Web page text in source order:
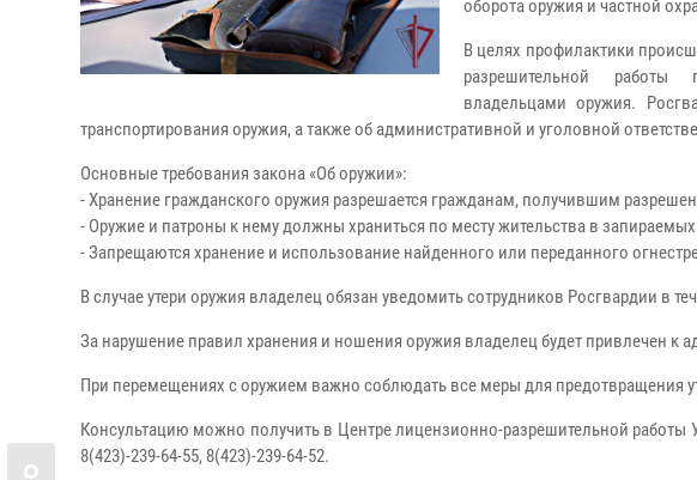
оборота оружия и частной
В целях профилактики
разрешительной работы
владельцами оружия.
транспортирования оружия, а также об административной и уголовной
Основные требования закона «Об оружии»:
- Хранение гражданского оружия разрешается гражданам, получившим
- Оружие и патроны к нему должны храниться по месту жительства в
- Запрещаются хранение и использование найденного или переданного
В случае утери оружия владелец обязан уведомить сотрудников Росгвардии в
За нарушение правил хранения и ношения оружия владелец будет привлечен к
При перемещениях с оружием важно соблюдать все меры для предотвращения
Консультацию можно получить в Центре лицензионно-разрешительной
8(423)-239-64-55, 8(423)-239-64-52.